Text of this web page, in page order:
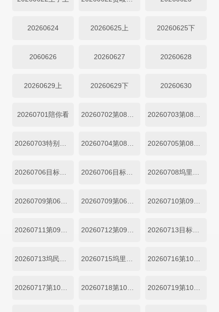
20260624 20260625上 20260625下
2060626 20260627 20260628
20260629上 20260629下 20260630
20260701陪你看
20260706目标坞民第08期下
20260713目标坞民第09期上
20260716第10期上
20260718第10期加更上 20260719第10期加更下